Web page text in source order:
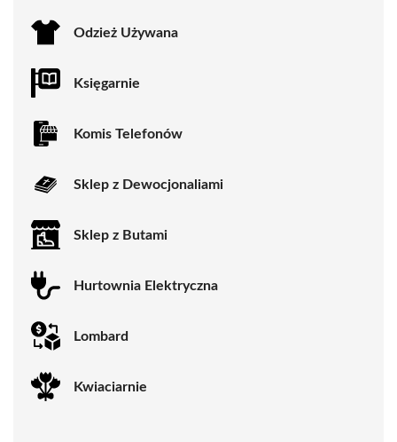
Odzież Używana
Księgarnie
Komis Telefonów
Sklep z Dewocjonaliami
Sklep z Butami
Hurtownia Elektryczna
Lombard
Kwiaciarnie